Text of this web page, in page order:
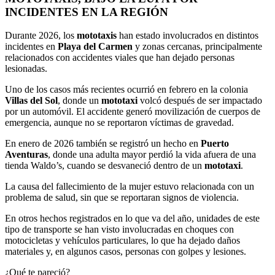
INCIDENTES EN LA REGIÓN
Durante 2026, los mototaxis han estado involucrados en distintos
incidentes en Playa del Carmen y zonas cercanas, principalmente
relacionados con accidentes viales que han dejado personas
lesionadas.
Uno de los casos más recientes ocurrió en febrero en la colonia
Villas del Sol, donde un mototaxi volcó después de ser impactado
por un automóvil. El accidente generó movilización de cuerpos de
emergencia, aunque no se reportaron víctimas de gravedad.
En enero de 2026 también se registró un hecho en Puerto
Aventuras, donde una adulta mayor perdió la vida afuera de una
tienda Waldo’s, cuando se desvaneció dentro de un mototaxi.
La causa del fallecimiento de la mujer estuvo relacionada con un
problema de salud, sin que se reportaran signos de violencia.
En otros hechos registrados en lo que va del año, unidades de este
tipo de transporte se han visto involucradas en choques con
motocicletas y vehículos particulares, lo que ha dejado daños
materiales y, en algunos casos, personas con golpes y lesiones.
¿Qué te pareció?